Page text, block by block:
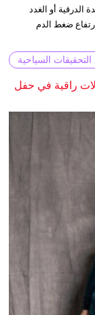
أو الغدد
ارتفاع ضغط الدم
السياحية
راقية في حفل